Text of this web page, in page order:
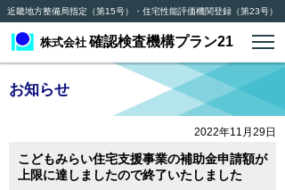
株式会社 確認検査機構プラン21
近畿地方整備局指定（第15号）・住宅性能評価機関登録（第23号）
お知らせ
2022年11月29日
こどもみらい住宅支援事業の補助金申請額が
上限に達しましたので終了いたしました